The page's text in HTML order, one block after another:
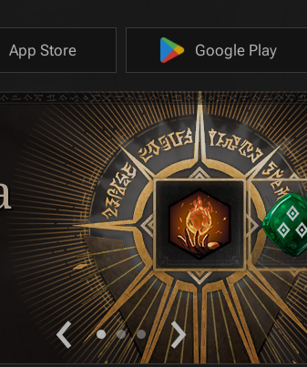
App Store Google Play